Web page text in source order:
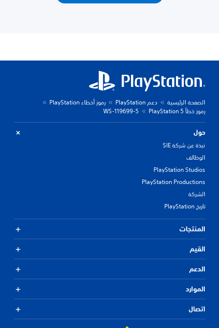
الصفحة الرئيسية دعم PlayStation
رموز أخطاء PlayStation
رموز خطأ PlayStation 5
WS-119699-5
حول
نبذة عن شركة SIE
الوظائف
PlayStation Studios
PlayStation Productions
الشركة
تاريخ PlayStation
المنتجات
القيم
الدعم
الموارد
اتصال